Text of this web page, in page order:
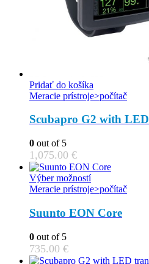
Pridať do košíka
Meracie prístroje>počítač
Scubapro G2 with
0 out of 5
1,075.00 €
Výber možnostíThis
product
multiple
variants.
Meracie prístroje>počítač
Suunto EON Core
0 out of 5
735.00 €